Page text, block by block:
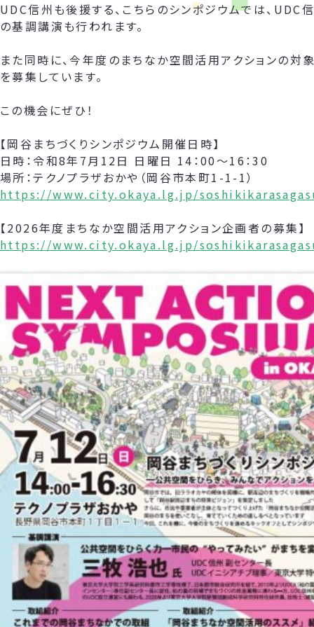
UDC信州も後援する、こちらのシンポジウムでは、
の基調講演も行われます。
また同時に、今年度のまちなか空間活用アクションの対
を募集しています。
この機会にぜひ！
【岡谷まちづくりシンポジウム開催日時】
日時：令和8年7月12日 日曜日 14：00～16：30
場所：テクノプラザおかや（岡谷市本町1-1-1）
https://www.city.okaya.lg.jp/
【2026年度まちなか空間活用アクション企画者の募集】
https://www.city.okaya.lg.jp/